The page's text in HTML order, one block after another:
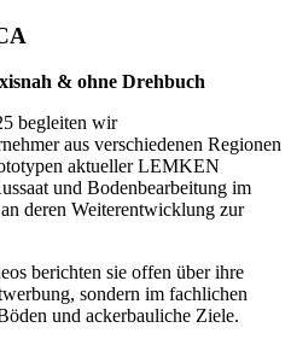
& ohne Drehbuch
begleiten wir
aus verschiedenen Regionen
aktueller LEMKEN
und Bodenbearbeitung im
deren Weiterentwicklung zur
berichten sie offen über ihre
sondern im fachlichen
und ackerbauliche Ziele.